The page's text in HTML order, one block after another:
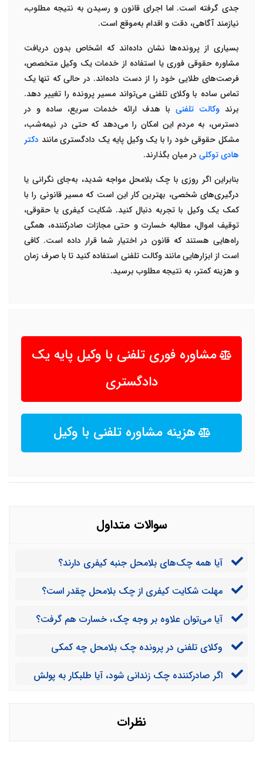
جدی گرفته است. اما اجرای قانون و رسیدن به نتیجه مطلوب،
نیازمند آگاهی، دقت و اقدام به‌موقع است.
بسیاری از پرونده‌ها نشان داده‌اند که اشخاص بدون دریافت
مشاوره حقوقی فورییا استفاده از خدمات یک وکیل متخصص،
فرصت‌های طلایی خود را از دست داده‌اند. در حالی که تنها یک
تماس ساده با وکلای تلفنی می‌تواند مسیر پرونده را تغییر دهد.
برندوکالت تلفنی با هدف ارائه خدمات سریع، ساده و در
دسترس، به مردم این امکان را می‌دهد که حتی در نیمه‌شب،
مشکل حقوقی خود را با یک وکیل پایه یک دادگستری مانند دکتر
هادی توکلی در میان بگذارند.
بنابراین اگر روزی با چک بلامحل مواجه شدید، به‌جای نگرانی یا
درگیری‌های شخصی، بهترین کار این است که مسیر قانونی را با
کمک یکوکیل با تجربه دنبال کنید. شکایت کیفری یا حقوقی،
توقیف اموال، مطالبه خسارت و حتی مجازات صادرکننده، همگی
راه‌هایی هستند که قانون در اختیار شما قرار داده است. کافی
است از ابزارهایی مانندوکالت تلفنی استفاده کنید تا با صرف زمان
و هزینه کمتر، به نتیجه مطلوب برسید.
مشاوره فوری تلفنی با وکیل پایه یک
دادگستری
هزینه مشاوره تلفنی با وکیل
سوالات متداول
آیا همه چک‌های بلامحل جنبه کیفری دارند؟
مهلت شکایت کیفری از چک بلامحل چقدر است؟
آیا می‌توان علاوه بر وجه چک، خسارت هم گرفت؟
وکلای تلفنی در پرونده چک بلامحل چه کمکی
اگر صادرکننده چک زندانی شود، آیا طلبکار به پولش
نظرات